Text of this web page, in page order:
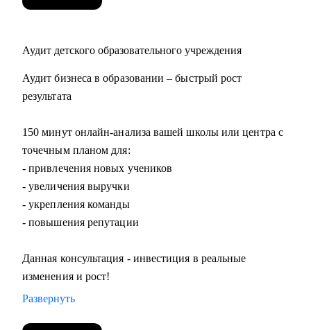
Аудит детского образовательного учреждения
Аудит бизнеса в образовании – быстрый рост
результата
150 минут онлайн-анализа вашей школы или центра с
точечным планом для:
- привлечения новых учеников
- увеличения выручки
- укрепления команды
- повышения репутации
Данная консультация - инвестиция в реальные
изменения и рост!
Развернуть